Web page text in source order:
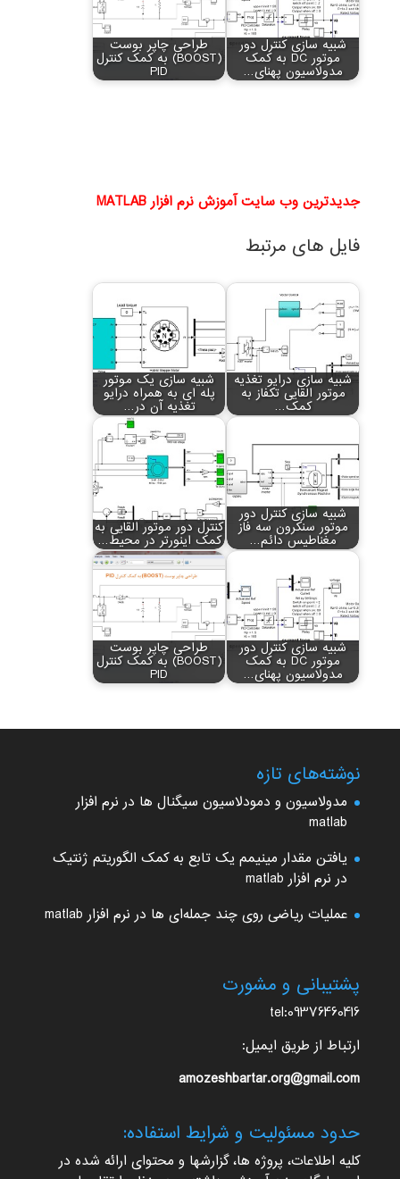
شبیه سازی کنترل دور
موتور DC به کمک
مدولاسیون پهنای…
طراحی چاپر بوست
(BOOST) به کمک کنترل
PID
جدیدترین وب سایت آموزش نرم افزار MATLAB
فایل های مرتبط
شبیه سازی درایو تغذیه
موتور القایی تکفاز به
کمک…
شبیه سازی یک موتور
پله ای به همراه درایو
تغذیه آن در…
شبیه سازی کنترل دور
موتور سنکرون سه فاز
مغناطیس دائم…
کنترل دور موتور القایی به
کمک اینورتر در محیط…
شبیه سازی کنترل دور
موتور DC به کمک
مدولاسیون پهنای…
طراحی چاپر بوست
(BOOST) به کمک کنترل
PID
نوشته‌های تازه
مدولاسیون و دمودلاسیون سیگنال ها در نرم افزار
matlab
یافتن مقدار مینیمم یک تابع به کمک الگوریتم ژنتیک
در نرم افزار matlab
عملیات ریاضی روی چند جمله‌ای ها در نرم افزار matlab
پشتیبانی و مشورت
tel:09376460416
ارتباط از طریق ایمیل:
amozeshbartar.org@gmail.com
حدود مسئولیت و شرایط استفاده:
کلیه اطلاعات، پروژه ها، گزارشها و محتوای ارائه شده در